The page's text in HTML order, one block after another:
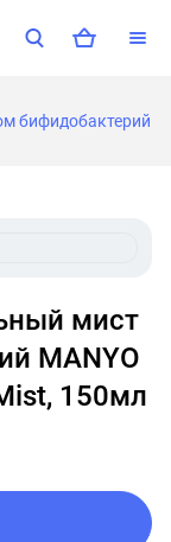
бифидобактерий
MANYO
150мл